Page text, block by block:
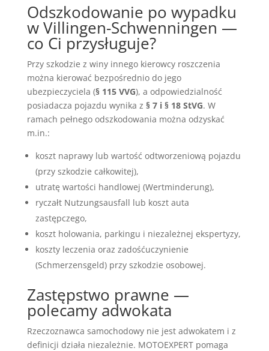
Odszkodowanie po wypadku
w Villingen-Schwenningen —
co Ci przysługuje?
Przy szkodzie z winy innego kierowcy roszczenia
można kierować bezpośrednio do jego
ubezpieczyciela (§ 115 VVG), a odpowiedzialność
posiadacza pojazdu wynika z § 7 i § 18 StVG. W
ramach pełnego odszkodowania można odzyskać
m.in.:
koszt naprawy lub wartość odtworzeniową pojazdu
(przy szkodzie całkowitej),
utratę wartości handlowej (Wertminderung),
ryczałt Nutzungsausfall lub koszt auta
zastępczego,
koszt holowania, parkingu i niezależnej ekspertyzy,
koszty leczenia oraz zadośćuczynienie
(Schmerzensgeld) przy szkodzie osobowej.
Zastępstwo prawne —
polecamy adwokata
Rzeczoznawca samochodowy nie jest adwokatem i z
definicji działa niezależnie. MOTOEXPERT pomaga